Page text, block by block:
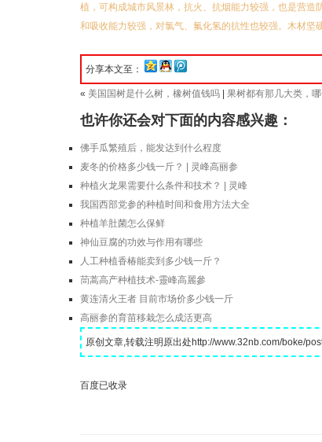
植，可构成城市风景林，抗火、抗烟能力较强，也是营
和吸收能力较强，对氯气、氟化氢的抗性也较强。木材坚
分享本文至：
« 美国国树是什么树，橡树值钱吗 果树都有那几大类，
也许你还会对下面的内容感兴趣：
佛手瓜繁殖后，能发达到什么程度
麦冬的价格多少钱一斤？ | 灵峰高丽参
种植火龙果需要什么条件和技术？ | 灵峰
我国西部党参的种植时间和食用方法大全
种植羊肚菌怎么保鲜
神仙豆腐的功效与作用有哪些
人工种植香椿能卖到多少钱一斤？
茼蒿高产种植技术-靈峰高麗參
黄连清火王者 目前市场价多少钱一斤
高丽参的育苗移栽怎么成活更高
原创文章,转载注明原出处http://www.32nb.com/boke/
百度已收录